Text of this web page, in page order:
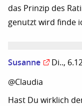
das Prinzip des
genutzt wird finde
Susanne Di..,
@Claudia
Hast Du wirklich